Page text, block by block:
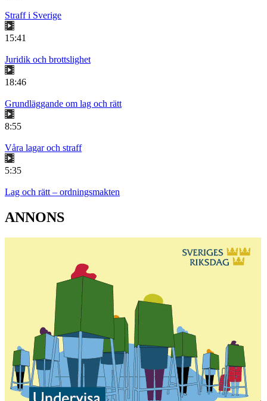
Straff i Sverige
15:41
Juridik och brottslighet
18:46
Grundläggande om lag och rätt
8:55
Våra lagar och straff
5:35
Lag och rätt – ordningsmakten
ANNONS